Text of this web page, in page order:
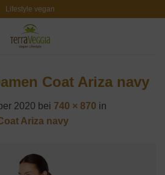
Lifestyle vegan
Coat Ariza navy
2020 bei 740 × 870 in
Ariza navy